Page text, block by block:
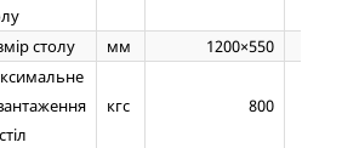
столу мм
1200×550
кгс 800